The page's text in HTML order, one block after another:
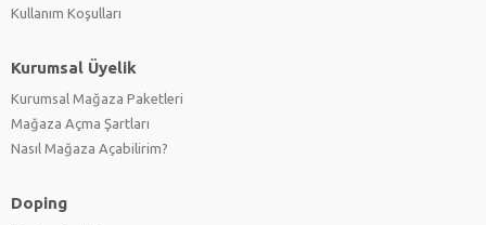
Kullanım Koşulları
Kurumsal Üyelik
Kurumsal Mağaza Paketleri
Mağaza Açma Şartları
Nasıl Mağaza Açabilirim?
Doping